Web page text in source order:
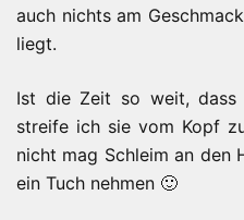
auch nichts am
liegt.
Ist die Zeit so weit, dass
streife ich sie vom Kopf
nicht mag Schleim an den
ein Tuch nehmen 🙂